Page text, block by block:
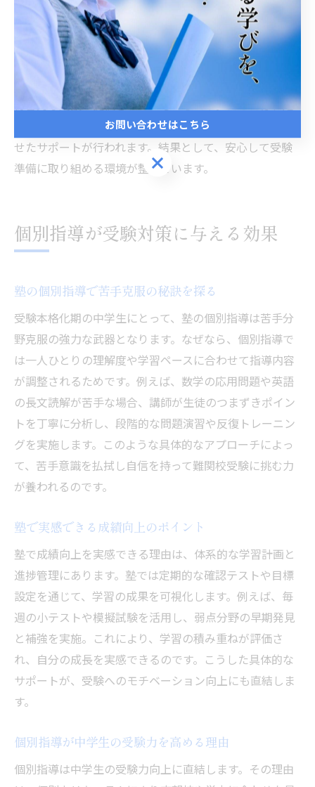
塾のサポート体制が坂井市で評価される要因
坂井市の塾が高く評価される理由は、受験本格化期の中
学生に対する手厚いサポート体制にあります。なぜな
ら、学習計画の作成や進捗管理、保護者との連携など、
総合的な支援が提供されているからです。たとえば、定
期的な面談や進路相談を通じて、生徒一人ひとりに合わ
せたサポートが行われます。結果として、安心して受験
準備に取り組める環境が整っています。
個別指導が受験対策に与える効果
塾の個別指導で苦手克服の秘訣を探る
受験本格化期の中学生にとって、塾の個別指導は苦手分
野克服の強力な武器となります。なぜなら、個別指導で
は一人ひとりの理解度や学習ペースに合わせて指導内容
が調整されるためです。例えば、数学の応用問題や英語
の長文読解が苦手な場合、講師が生徒のつまずきポイン
トを丁寧に分析し、段階的な問題演習や反復トレーニン
グを実施します。このような具体的なアプローチによっ
て、苦手意識を払拭し自信を持って難関校受験に挑む力
が養われるのです。
塾で実感できる成績向上のポイント
塾で成績向上を実感できる理由は、体系的な学習計画と
進捗管理にあります。塾では定期的な確認テストや目標
設定を通じて、学習の成果を可視化します。例えば、毎
週の小テストや模擬試験を活用し、弱点分野の早期発見
と補強を実施。これにより、学習の積み重ねが評価さ
れ、自分の成長を実感できるのです。こうした具体的な
サポートが、受験へのモチベーション向上にも直結しま
す。
個別指導が中学生の受験力を高める理由
個別指導は中学生の受験力向上に直結します。その理由
お問い合わせはこちら
お問い合わせはこちら